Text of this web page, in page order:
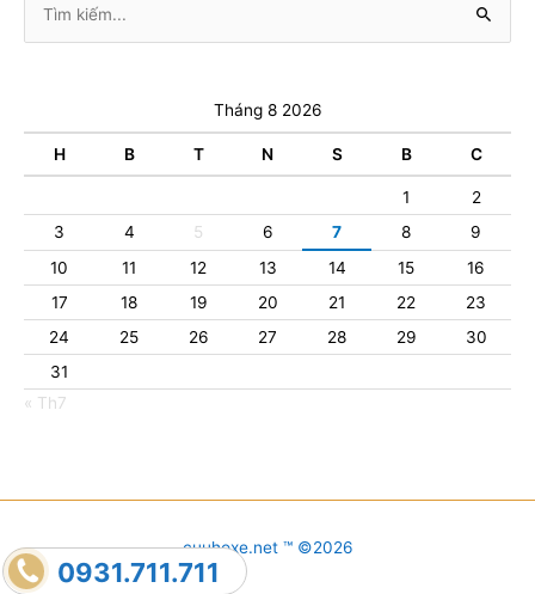
0931.711.711
kiếm:
Tháng 8 2026
H B T N S B C
1
2
3
4 5 6 7 8
9
10
11 12 13 14 15
16
17
18 19 20 21 22
23
24
25 26 27 28 29
30
31
« Th7
cuuhoxe.net ™ ©2026